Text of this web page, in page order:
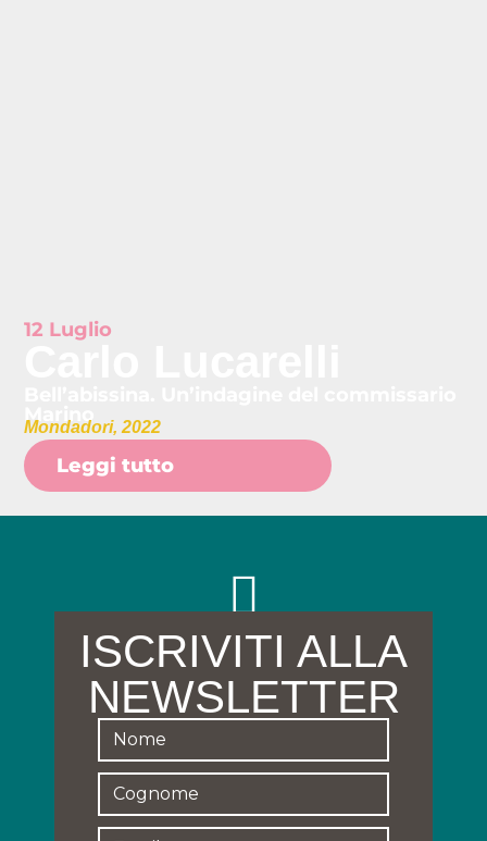
12 Luglio
Marino
Mondadori, 2022
Leggi tutto
ISCRIVITI ALLA
NEWSLETTER